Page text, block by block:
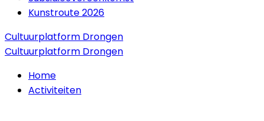
Kunstroute 2026
Cultuurplatform Drongen
Cultuurplatform Drongen
Home
Activiteiten